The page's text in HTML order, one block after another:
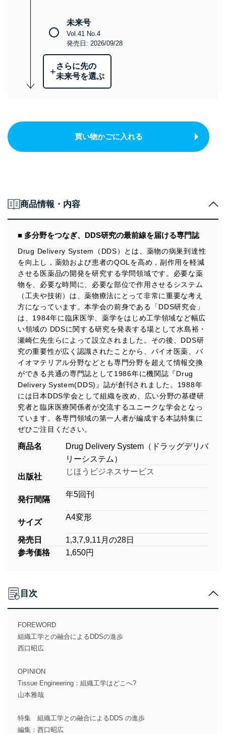
未来号
Vol.41 No.4
発売日: 2026/09/28
+さらに先の
未来号を選ぶ
買い物かごに入れる
商品情報・内容
■ 多分野をつなぎ、DDS研究の最前線を届ける専門誌
Drug Delivery System（DDS）とは、薬物の病巣到達性
を向上し，薬効および患者のQOLを高め，副作用を軽減
させる医薬品の開発を研究する学問領域です。必要な薬
物を、必要な時間に、必要な部位で作用させるシステム
（工夫や技術）は、薬物療法にとって非常に重要な考え
方になっています。本学会の前身である「DDS研究会」
は、1984年に臨床医学、薬学をはじめ工学領域など幅広
い領域の DDSに関する研究を発表する場として水島裕・
瀬崎仁先生らによって設立されました。その後、DDS研
究の重要性が広く認識されたことから、バイオ医薬、バ
イオマテリアル分野などとも専門分野を超えて情報交換
ができる共通の専門誌として1986年に機関誌『Drug
Delivery System(DDS)』誌が創刊されました。1988年
には日本DDS学会として組織を改め、広い分野の基礎研
究者と臨床医療関係者が交流するユニークな学会となっ
ています。各専門領域の第一人者が編成する本誌特集に
ぜひご注目ください。
商品名
Drug Delivery System（ドラッグデリバ
リーシステム）
出版社
じほうビジネスサービス
発行間隔
年5回刊
サイズ
A4変形
発売日
1,3,7,9,11月の28日
参考価格
1,650円
目次
FOREWORD
組織工学との融合によるDDSの進歩
西口昭広
OPINION
Tissue Engineering：組織工学はどこへ?
山本雅哉
特集 組織工学との融合によるDDS の進歩
編集：西口昭広